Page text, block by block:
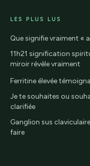
LES PLUS LUS
Que signifie vraiment «
11h21 signification
miroir révèle vraiment
Ferritine élevée
Je te souhaites ou
clarifiée
Ganglion sus
faire